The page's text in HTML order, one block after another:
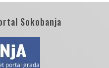
Sokobanja